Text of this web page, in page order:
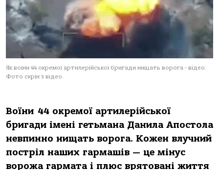
Як воїни 44 окремої артилерійської бригади нищать ворога - відео.
Фото скрін з відео.
Воїни 44 окремої артилерійської
бригади імені гетьмана Данила Апостола
невпинно нищать ворога. Кожен влучний
постріл наших гармашів — це мінус
ворожа гармата і плюс врятовані життя